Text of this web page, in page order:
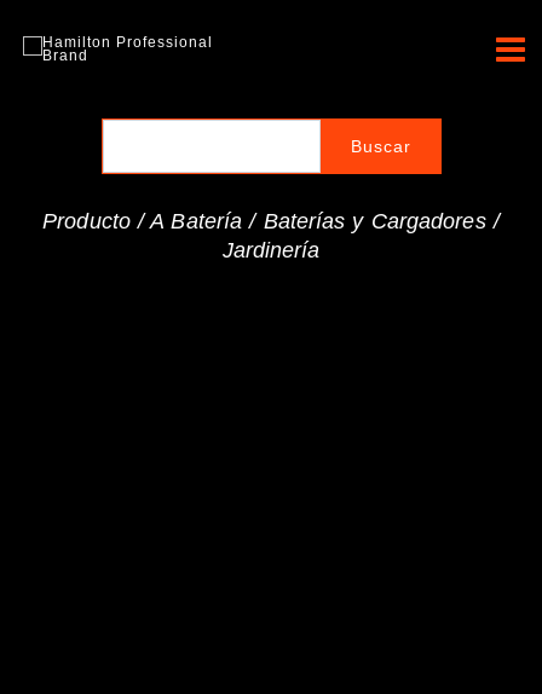
contenido
Producto /A Batería / Baterías y Cargadores/
Jardinería